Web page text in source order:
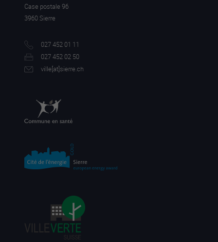
Case postale 96
3960 Sierre
027 452 01 11
027 452 02 50
ville[at]sierre.ch